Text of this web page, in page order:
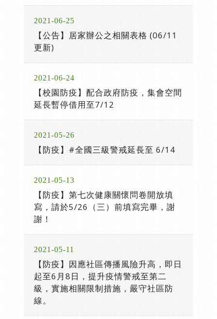
2021-06-25
【公告】居家辦公之相關表格 (06/11
更新)
2021-06-24
【校園防疫】配合政府防疫，集會空間
延長暫停借用至7/12
2021-05-26
【防疫】#全國三級警戒延長至 6/14
2021-05-13
【防疫】第七次健康關懷問卷開放填
寫，請於5/26（三）前填寫完畢，謝
謝！
2021-05-11
【防疫】因應社區傳播風險升高，即日
起至6月8日，提升疫情警戒至第二
級，實施相關限制措施，嚴守社區防
線。